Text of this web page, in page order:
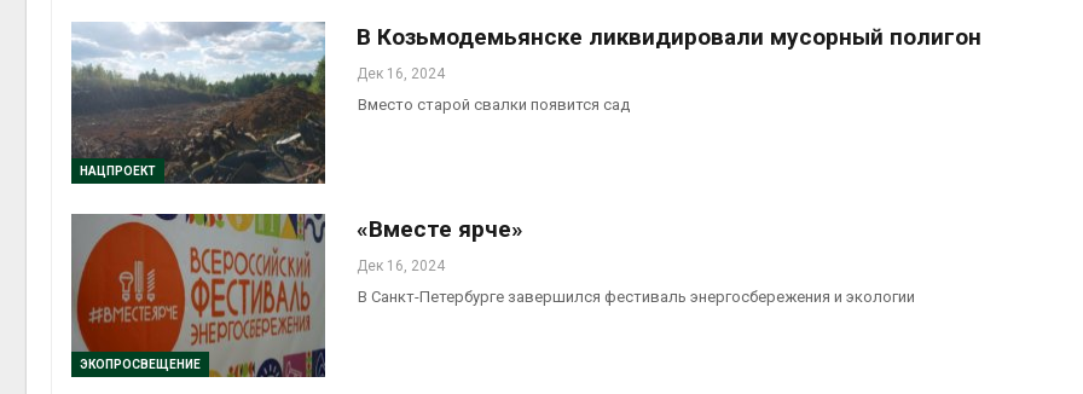
НАЦПРОЕКТ
В Козьмодемьянске ликвидировали мусорный полигон
Дек 16, 2024
Вместо старой свалки появится сад
ЭКОПРОСВЕЩЕНИЕ
«Вместе ярче»
Дек 16, 2024
В Санкт-Петербурге завершился фестиваль энергосбережения и экологии